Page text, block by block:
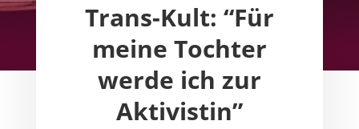
Trans-Kult: “Für
meine Tochter
werde ich zur
Aktivistin”